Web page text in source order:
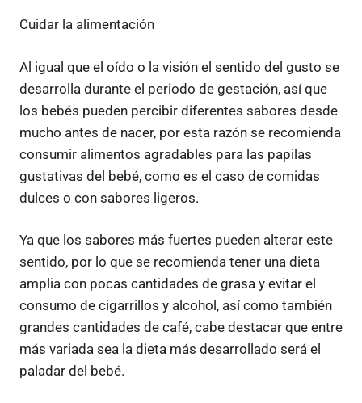
Cuidar la alimentación
Al igual que el oído o la visión el sentido del gusto se
desarrolla durante el periodo de gestación, así que
los bebés pueden percibir diferentes sabores desde
mucho antes de nacer, por esta razón se recomienda
consumir alimentos agradables para las papilas
gustativas del bebé, como es el caso de comidas
dulces o con sabores ligeros.
Ya que los sabores más fuertes pueden alterar este
sentido, por lo que se recomienda tener una dieta
amplia con pocas cantidades de grasa y evitar el
consumo de cigarrillos y alcohol, así como también
grandes cantidades de café, cabe destacar que entre
más variada sea la dieta más desarrollado será el
paladar del bebé.